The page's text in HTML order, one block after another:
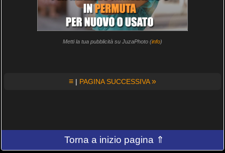
Metti la tua pubblicità su JuzaPhoto (info)
≡ | PAGINA SUCCESSIVA»
Torna a inizio pagina ⇑